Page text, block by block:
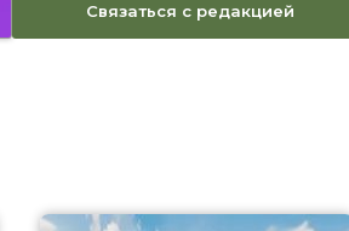
Связаться с редакцией